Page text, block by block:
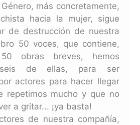
más concretamente,
hacia la mujer, sigue
de destrucción de nuestra
50 voces, que contiene,
obras breves, hemos
seis de ellas, para ser
actores para hacer llegar
repetimos mucho y que no
a gritar... ¡ya basta!
de nuestra compañía,